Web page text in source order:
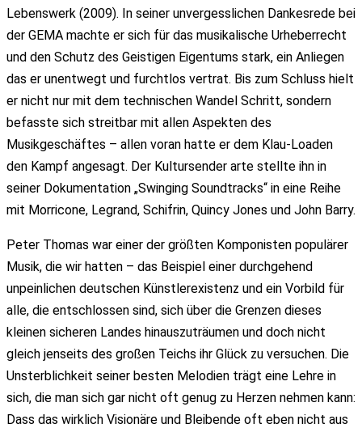
Lebenswerk (2009). In seiner unvergesslichen Dankesrede bei
der GEMA machte er sich für das musikalische Urheberrecht
und den Schutz des Geistigen Eigentums stark, ein Anliegen
das er unentwegt und furchtlos vertrat. Bis zum Schluss hielt
er nicht nur mit dem technischen Wandel Schritt, sondern
befasste sich streitbar mit allen Aspekten des
Musikgeschäftes – allen voran hatte er dem Klau-Loaden
den Kampf angesagt. Der Kultursender arte stellte ihn in
seiner Dokumentation „Swinging Soundtracks“ in eine Reihe
mit Morricone, Legrand, Schifrin, Quincy Jones und John Barry.
Peter Thomas war einer der größten Komponisten populärer
Musik, die wir hatten – das Beispiel einer durchgehend
unpeinlichen deutschen Künstlerexistenz und ein Vorbild für
alle, die entschlossen sind, sich über die Grenzen dieses
kleinen sicheren Landes hinauszuträumen und doch nicht
gleich jenseits des großen Teichs ihr Glück zu versuchen. Die
Unsterblichkeit seiner besten Melodien trägt eine Lehre in
sich, die man sich gar nicht oft genug zu Herzen nehmen kann:
Dass das wirklich Visionäre und Bleibende oft eben nicht aus